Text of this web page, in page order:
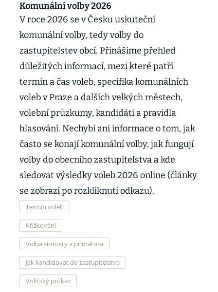
Komunální volby 2026
V roce 2026 se v Česku uskuteční
komunální volby, tedy volby do
zastupitelstev obcí. Přinášíme přehled
důležitých informací, mezi které patří
termín a čas voleb, specifika komunálních
voleb v Praze a dalších velkých městech,
volební průzkumy, kandidáti a pravidla
hlasování. Nechybí ani informace o tom, jak
často se konají komunální volby, jak fungují
volby do obecního zastupitelstva a kde
sledovat výsledky voleb 2026 online (články
se zobrazí po rozkliknutí odkazu).
Termín voleb
Křížkování
Volba starosty a primátora
Jak kandidovat do zastupitelstva
Voličský průkaz